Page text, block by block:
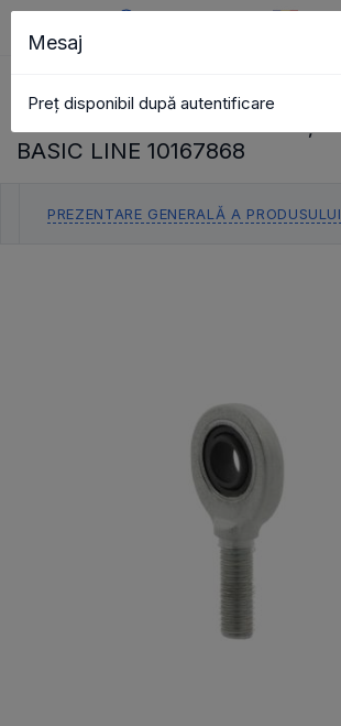
BASIC LINE 10167868
PREZENTARE GENERALĂ A PRODUSULUI
Mesaj
Preț disponibil după autentificare